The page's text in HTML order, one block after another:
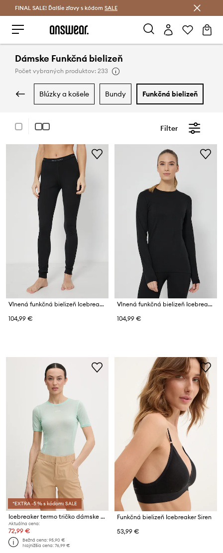
Šetrite s Answear Club >
FINAL SALE! Ďalšie zľavy s kódom SALE
Dámske Funkčná bielizeň
Počet vybraných produktov: 233
blúzky a košele bundy funkčná bielizeň
Filter
Vlnená funkčná bielizeň Icebreaker
104,99 €
Vlnená funkčná bielizeň Icebreaker
104,99 €
*EXTRA -5 % s kódom: SALE
Icebreaker termo tričko dámske z meríno vlny Featherlight
Aktuálna cena:
72,99 €
Bežná cena:95,90 €
Najnižšia cena:76,99 €
Funkčná bielizeň Icebreaker Siren
53,99 €